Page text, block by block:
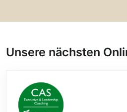
Unsere nächsten